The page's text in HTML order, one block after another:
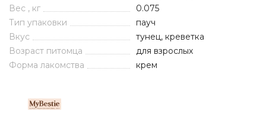
Вес , кг
0.075
Тип упаковки
пауч
Вкус
тунец, креветка
Возраст питомца
для взрослых
Форма лакомства
крем